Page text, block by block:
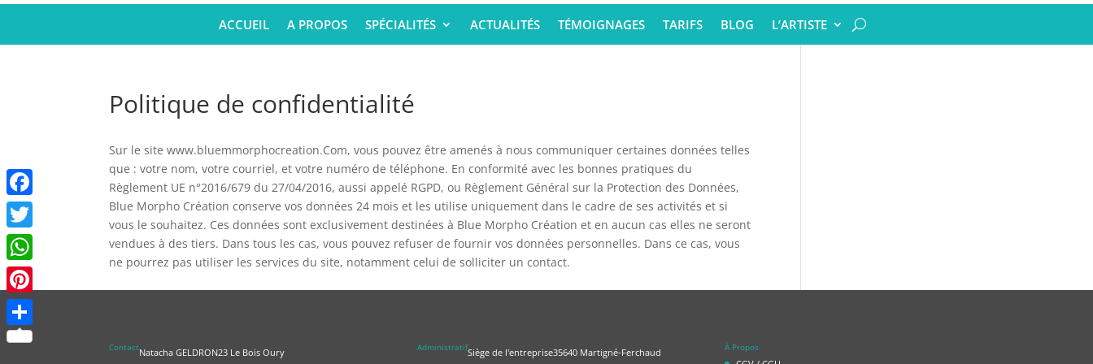
ACCUEIL A PROPOS SPÉCIALITÉS ACTUALITÉS TÉMOIGNAGES TARIFS BLOG L’ARTISTE
Politique de confidentialité
Sur le site www.bluemmorphocreation.Com, vous pouvez être amenés à nous communiquer certaines données telles
que : votre nom, votre courriel, et votre numéro de téléphone. En conformité avec les bonnes pratiques du
Règlement UE n°2016/679 du 27/04/2016, aussi appelé RGPD, ou Règlement Général sur la Protection des Données,
Blue Morpho Création conserve vos données 24 mois et les utilise uniquement dans le cadre de ses activités et si
vous le souhaitez. Ces données sont exclusivement destinées à Blue Morpho Création et en aucun cas elles ne seront
vendues à des tiers. Dans tous les cas, vous pouvez refuser de fournir vos données personnelles. Dans ce cas, vous
ne pourrez pas utiliser les services du site, notamment celui de solliciter un contact.
ContactNatacha GELDRON23 Le Bois Oury
AdministratifSiège de l'entreprise35640 Martigné-Ferchaud À Propos
Facebook
Twitter
WhatsApp
Pinterest
Partager